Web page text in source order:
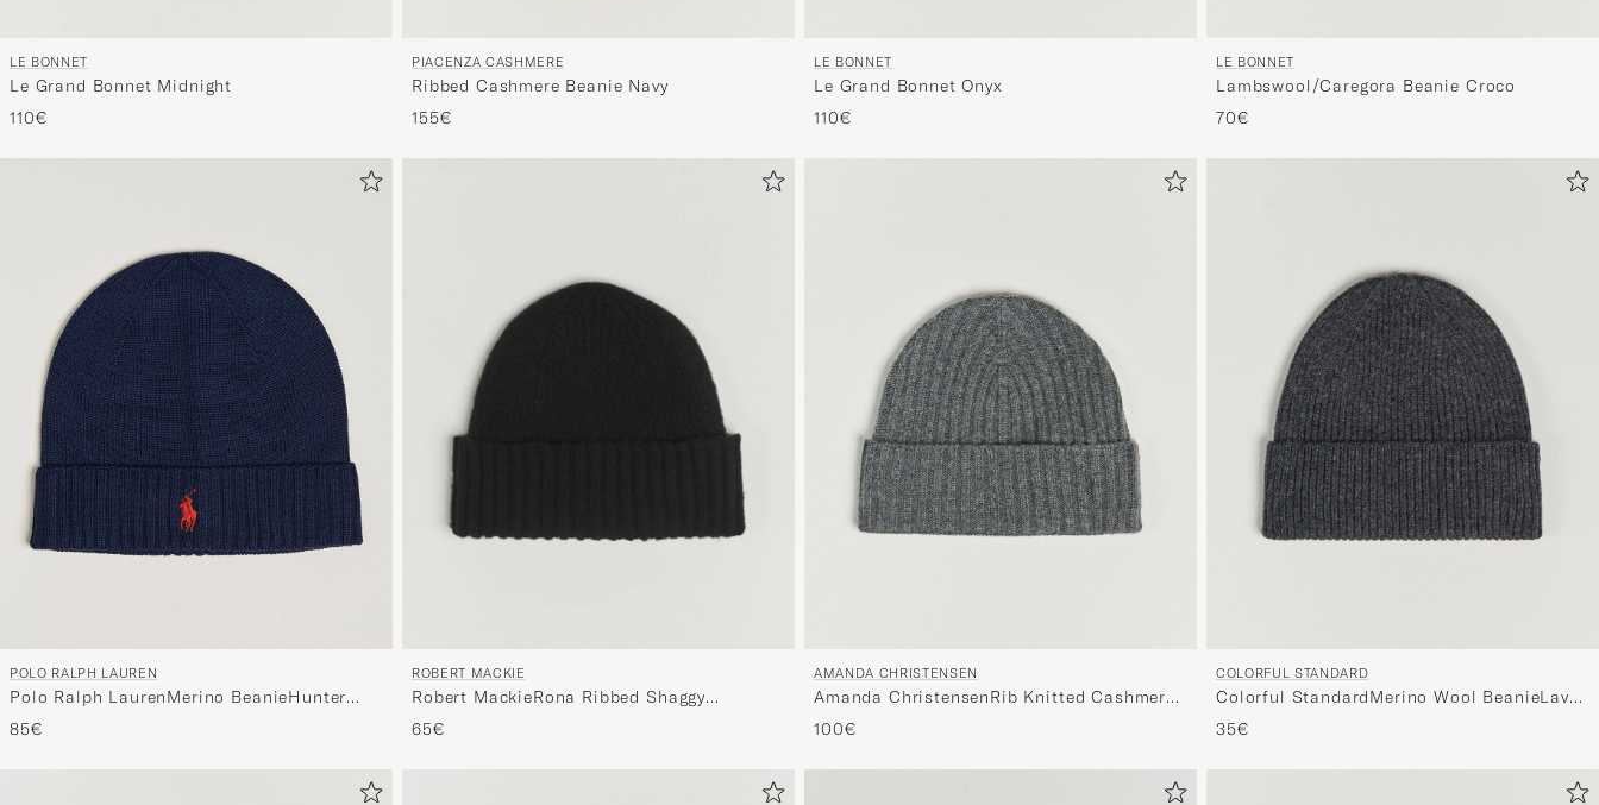
LE BONNET
Le Grand Bonnet Midnight
110€
PIACENZA CASHMERE
Ribbed Cashmere Beanie Navy
155€
LE BONNET
Le Grand Bonnet Onyx
110€
LE BONNET
Lambswool/Caregora Beanie Croco
70€
POLO RALPH LAUREN
Polo Ralph LaurenMerino BeanieHunter
Navy
85€
ROBERT MACKIE
Robert MackieRona Ribbed Shaggy
Lambswool BeanieBlack
65€
AMANDA CHRISTENSEN
Amanda ChristensenRib Knitted Cashmere
CapGrey Melange
100€
COLORFUL STANDARD
Colorful StandardMerino Wool BeanieLava
Grey
35€